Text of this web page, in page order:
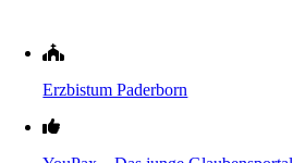
Erzbistum Paderborn